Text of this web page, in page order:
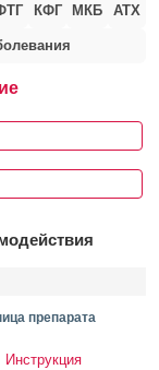
КФГ МКБ АТХ
препарата
Инструкция